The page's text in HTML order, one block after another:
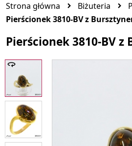
Strona główna Biżuteria
Pierścionek 3810-BV z
Pierścionek 3810-BV z